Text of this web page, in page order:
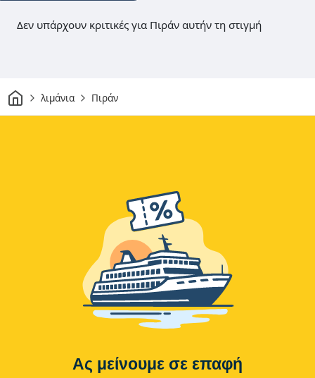
Δεν υπάρχουν κριτικές για Πιράν αυτήν τη στιγμή
Σπίτιλιμάνια Πιράν
Ας μείνουμε σε επαφή